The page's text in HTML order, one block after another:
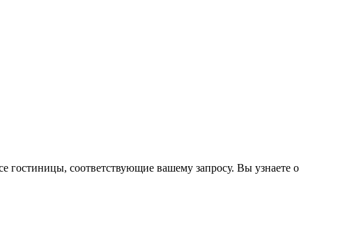
гостиницы, соответствующие вашему запросу. Вы узнаете о